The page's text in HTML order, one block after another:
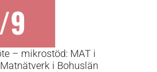
9
– mikrostöd: MAT i
i Bohuslän